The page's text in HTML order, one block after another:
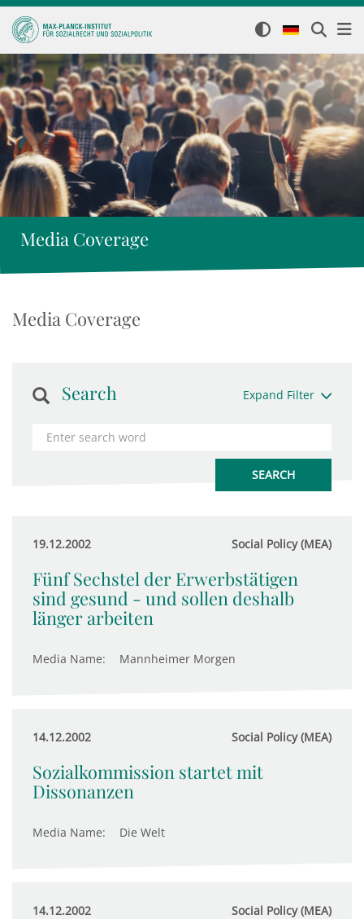
Media Coverage
Media Coverage
Search Expand Filter
19.12.2002 Social Policy (MEA)
Fünf Sechstel der Erwerbstätigen
sind gesund - und sollen deshalb
länger arbeiten
Media Name: Mannheimer Morgen
14.12.2002 Social Policy (MEA)
Sozialkommission startet mit
Dissonanzen
Media Name: Die Welt
14.12.2002 Social Policy (MEA)